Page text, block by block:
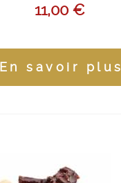
11,00 €
En savoir plus